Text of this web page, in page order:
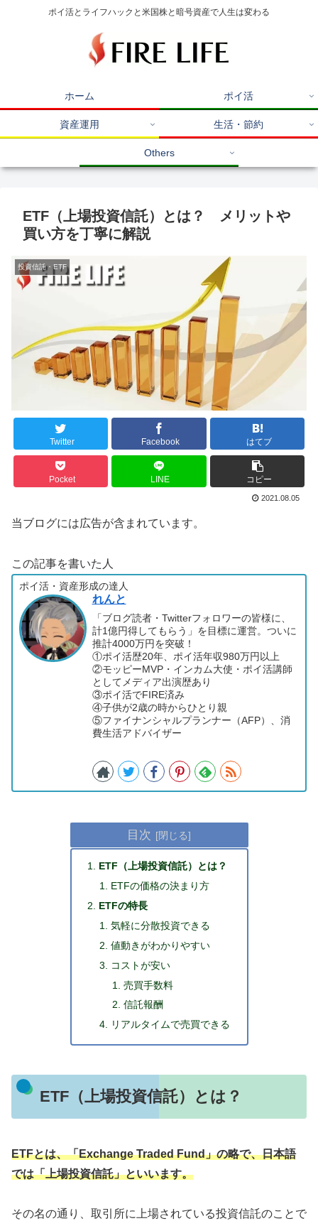
ポイ活とライフハックと米国株と暗号資産で人生は変わる
ホーム ポイ活
資産運用 生活・節約
Others
ETF（上場投資信託）とは？ メリットや
買い方を丁寧に解説
投資信託・ETF
Twitter Facebook はてブ
Pocket LINE コピー
2021.08.05
当ブログには広告が含まれています。
この記事を書いた人
ポイ活・資産形成の達人
れんと
「ブログ読者・Twitterフォロワーの皆様に、
計1億円得してもらう」を目標に運営。ついに
推計4000万円を突破！
①ポイ活歴20年、ポイ活年収980万円以上
②モッピーMVP・インカム大使・ポイ活講師
としてメディア出演歴あり
③ポイ活でFIRE済み
④子供が2歳の時からひとり親
⑤ファイナンシャルプランナー（AFP）、消
費生活アドバイザー
目次
ETF（上場投資信託）とは？
ETFの価格の決まり方
ETFの特長
気軽に分散投資できる
値動きがわかりやすい
コストが安い
売買手数料
信託報酬
リアルタイムで売買できる
ETF（上場投資信託）とは？
ETFとは、「Exchange Traded Fund」の略で、日本語
では「上場投資信託」といいます。
その名の通り、取引所に上場されている投資信託のことで